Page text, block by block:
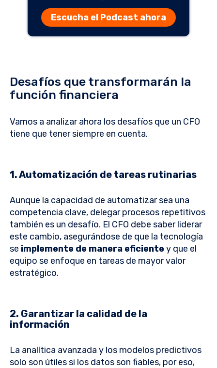
Escucha el Podcast ahora
Desafíos que transformarán la
función financiera
Vamos a analizar ahora los desafíos que un CFO
tiene que tener siempre en cuenta.
1. Automatización de tareas rutinarias
Aunque la capacidad de automatizar sea una
competencia clave, delegar procesos repetitivos
también es un desafío. El CFO debe saber liderar
este cambio, asegurándose de que la tecnología
se implemente de manera eficientey que el
equipo se enfoque en tareas de mayor valor
estratégico.
2. Garantizar la calidad de la
información
La analítica avanzada y los modelos predictivos
solo son útiles si los datos son fiables, por eso,